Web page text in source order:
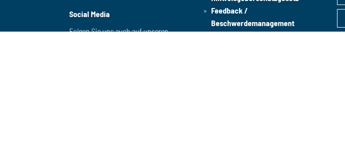
Social Media
Folgen Sie uns auch auf unseren
Feedback /
Beschwerdemanagement